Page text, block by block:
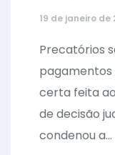
19 de janeiro de
Precatórios
certa feita
de decisão
condenou a...